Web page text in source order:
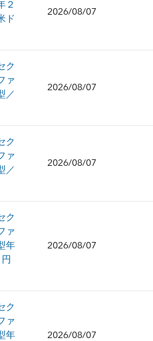
２
ド
2026/08/07
ク
ァ
／
2026/08/07
ク
ァ
／
2026/08/07
ク
ァ
年
2026/08/07
ク
ァ
年
2026/08/07